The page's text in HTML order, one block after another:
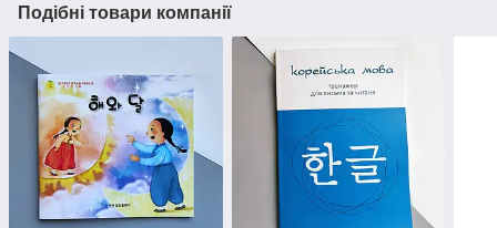
Подібні товари компанії